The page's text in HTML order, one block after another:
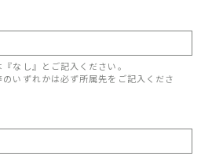
なし』とご記入ください。
のいずれかは必ず所属先をご記入くださ